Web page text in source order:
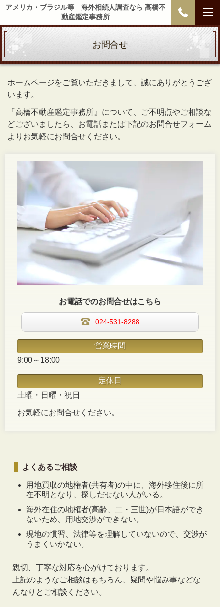
アメリカ・ブラジル等 海外相続人調査なら 高橋不
動産鑑定事務所
お問合せ
ホームページをご覧いただきまして、誠にありがとうござ
います。
『高橋不動産鑑定事務所』について、ご不明点やご相談な
どございましたら、お電話または下記のお問合せフォーム
よりお気軽にお問合せください。
お電話でのお問合せはこちら
024-531-8288
営業時間
9:00～18:00
定休日
土曜・日曜・祝日
お気軽にお問合せください。
よくあるご相談
用地買収の地権者(共有者)の中に、海外移住後に所
在不明となり、探しだせない人がいる。
海外在住の地権者(高齢、二・三世)が日本語ができ
ないため、用地交渉ができない。
現地の慣習、法律等を理解していないので、交渉が
うまくいかない。
親切、丁寧な対応を心がけております。
上記のようなご相談はもちろん、疑問や悩み事などな
んなりとご相談ください。